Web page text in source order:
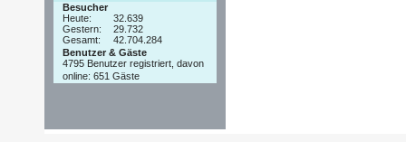
Besucher
Heute:
32.639
Gestern:
29.732
Gesamt:
42.704.284
Benutzer & Gäste
4795 Benutzer registriert, davon
online: 651 Gäste